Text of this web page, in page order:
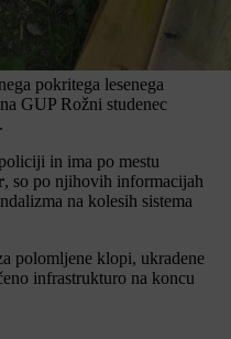
pokritega lesenega
GUP Rožni studenec
in ima po mestu
, so po njihovih informacijah
na kolesih sistema
polomljene klopi, ukradene
infrastrukturo na koncu